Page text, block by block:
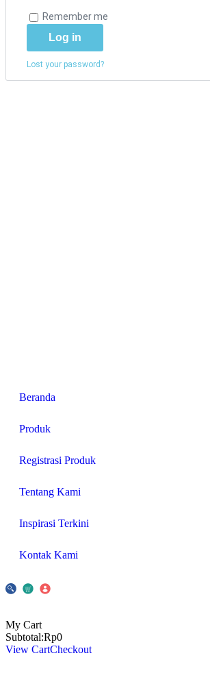
Remember me
Log in
Lost your password?
Beranda
Produk
Registrasi Produk
Tentang Kami
Inspirasi Terkini
Kontak Kami
My Cart
Subtotal:Rp0
View CartCheckout